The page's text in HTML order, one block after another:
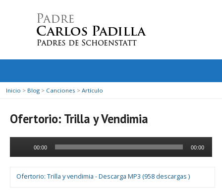
Inicio > Blog > Canciones > Artículo
Ofertorio: Trilla y Vendimia
00:00 00:00
Ofertorio: Trilla y vendimia - Descarga MP3 (958 descargas )